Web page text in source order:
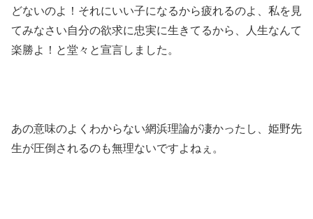
どないのよ！それにいい子になるから疲れるのよ、私を見
てみなさい自分の欲求に忠実に生きてるから、人生なんて
楽勝よ！と堂々と宣言しました。
あの意味のよくわからない網浜理論が凄かったし、姫野先
生が圧倒されるのも無理ないですよねぇ。